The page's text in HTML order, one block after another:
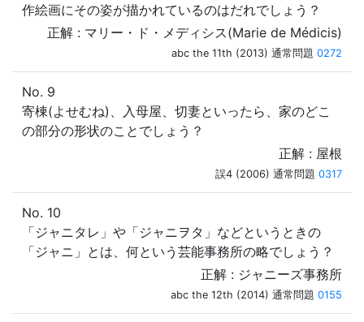
作絵画にその姿が描かれているのはだれでしょう？
正解 : マリー・ド・メディシス(Marie de Médicis)
abc the 11th (2013) 通常問題 0272
No. 9
寄棟(よせむね)、入母屋、切妻といったら、家のどこ
の部分の形状のことでしょう？
正解 : 屋根
誤4 (2006) 通常問題 0317
No. 10
「ジャニタレ」や「ジャニヲタ」などというときの
「ジャニ」とは、何という芸能事務所の略でしょう？
正解 : ジャニーズ事務所
abc the 12th (2014) 通常問題 0155